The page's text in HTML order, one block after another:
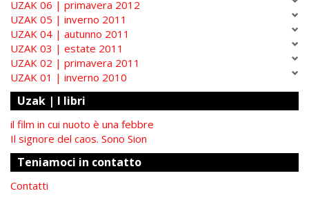
UZAK 06 | primavera 2012
UZAK 05 | inverno 2011
UZAK 04 | autunno 2011
UZAK 03 | estate 2011
UZAK 02 | primavera 2011
UZAK 01 | inverno 2010
Uzak | I libri
il film in cui nuoto è una febbre
Il signore del caos. Sono Sion
Teniamoci in contatto
Contatti